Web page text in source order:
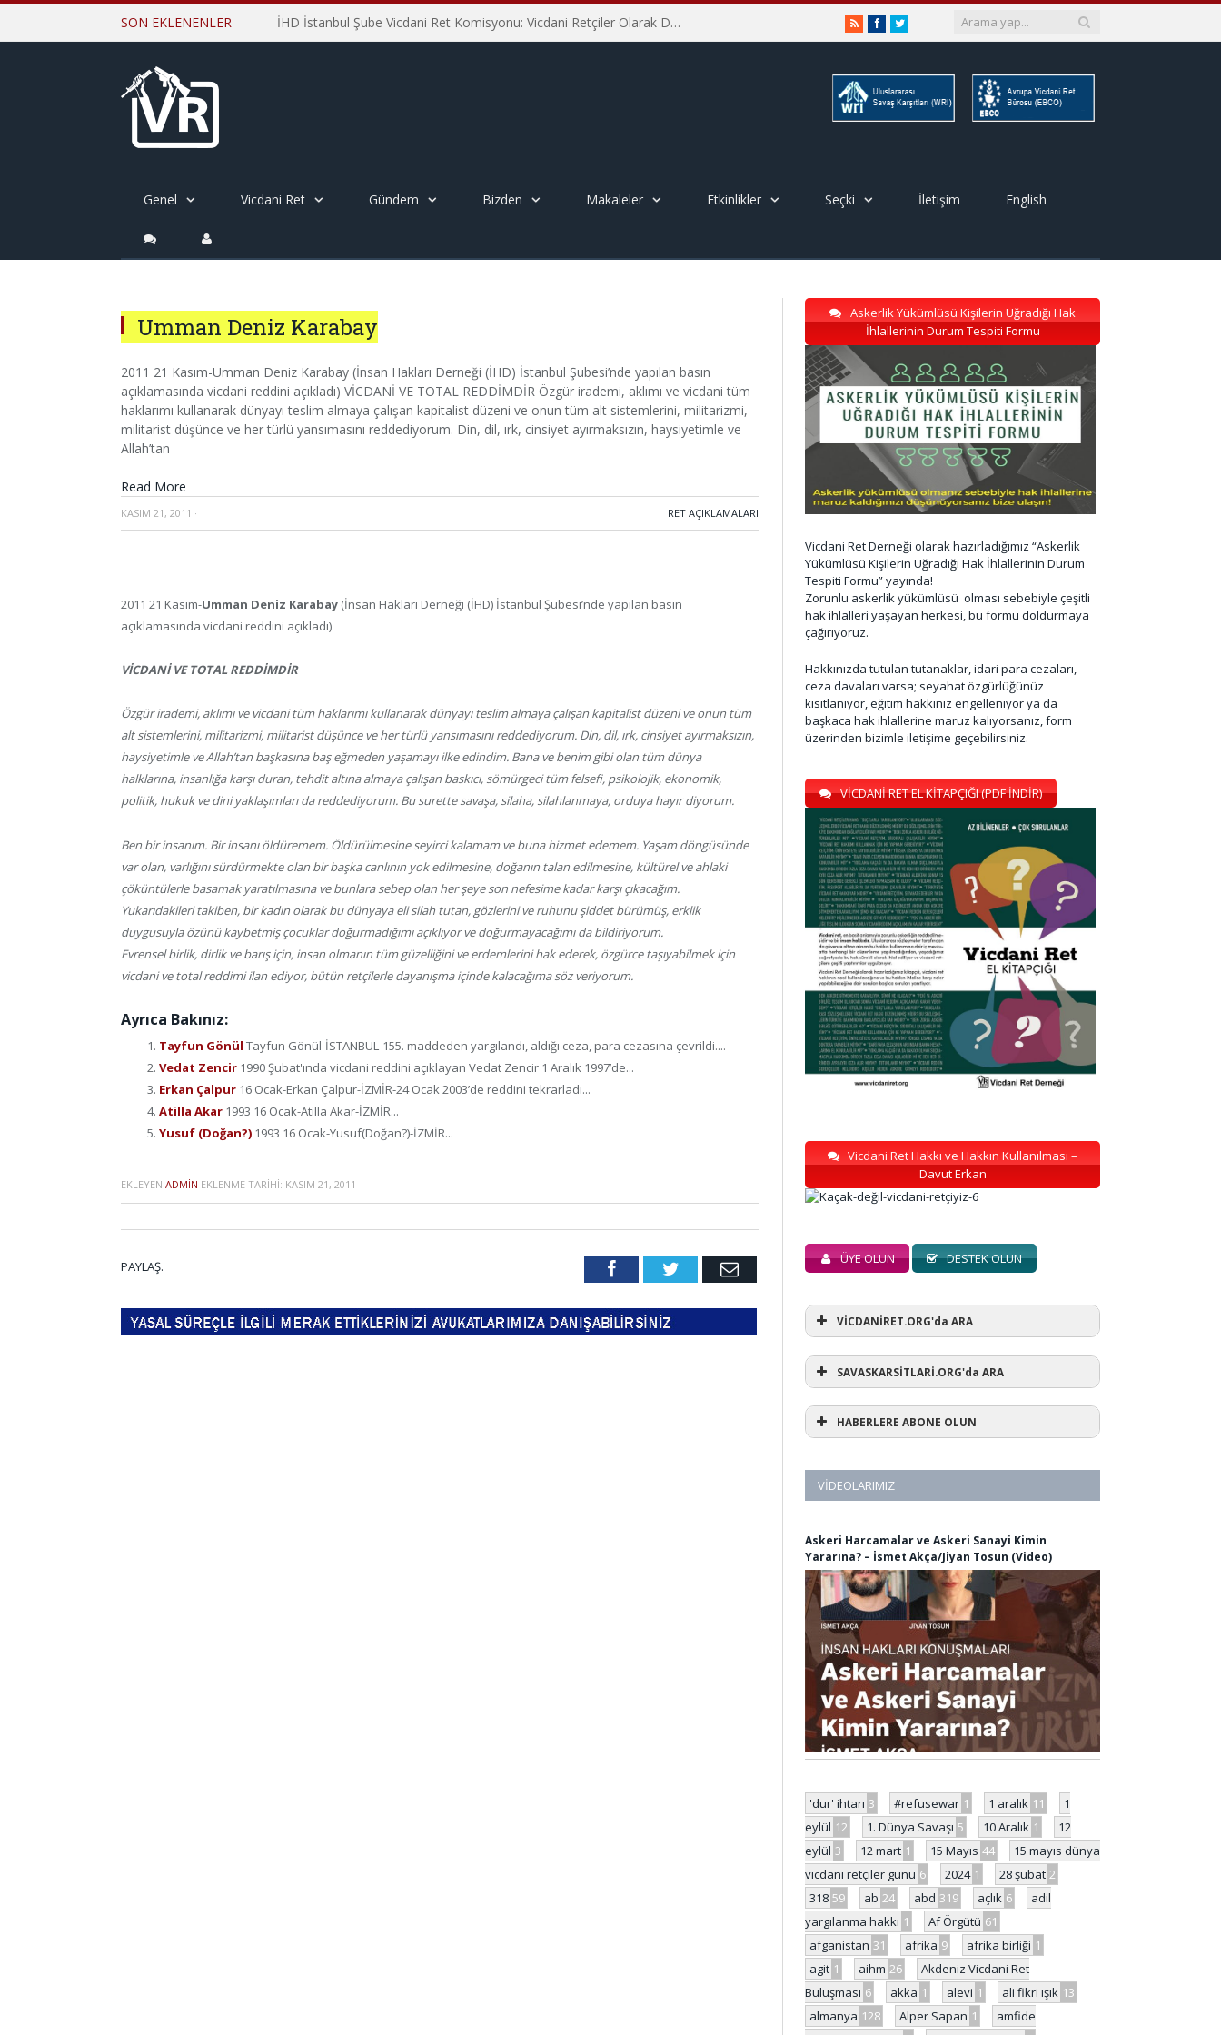
SON EKLENENLER İHD İstanbul Şube Vicdani Ret Komisyonu: Vicdani Retçiler Olarak Destek İçin Buradayız! RSSFacebookTwitter
Genel Vicdani Ret Gündem Bizden Makaleler Etkinlikler Seçki İletişim English
Umman Deniz Karabay
2011 21 Kasım-Umman Deniz Karabay (İnsan Hakları Derneği (İHD) İstanbul Şubesi’nde yapılan basın
açıklamasında vicdani reddini açıkladı) VİCDANİ VE TOTAL REDDİMDİR Özgür irademi, aklımı ve vicdani tüm
haklarımı kullanarak dünyayı teslim almaya çalışan kapitalist düzeni ve onun tüm alt sistemlerini, militarizmi,
militarist düşünce ve her türlü yansımasını reddediyorum. Din, dil, ırk, cinsiyet ayırmaksızın, haysiyetimle ve
Allah’tan
Read More
KASIM 21, 2011 · RET AÇIKLAMALARI
2011 21 Kasım-Umman Deniz Karabay (İnsan Hakları Derneği (İHD) İstanbul Şubesi’nde yapılan basın
açıklamasında vicdani reddini açıkladı)
VİCDANİ VE TOTAL REDDİMDİR
Özgür irademi, aklımı ve vicdani tüm haklarımı kullanarak dünyayı teslim almaya çalışan kapitalist düzeni ve onun tüm
alt sistemlerini, militarizmi, militarist düşünce ve her türlü yansımasını reddediyorum. Din, dil, ırk, cinsiyet ayırmaksızın,
haysiyetimle ve Allah’tan başkasına baş eğmeden yaşamayı ilke edindim. Bana ve benim gibi olan tüm dünya
halklarına, insanlığa karşı duran, tehdit altına almaya çalışan baskıcı, sömürgeci tüm felsefi, psikolojik, ekonomik,
politik, hukuk ve dini yaklaşımları da reddediyorum. Bu surette savaşa, silaha, silahlanmaya, orduya hayır diyorum.
Ben bir insanım. Bir insanı öldüremem. Öldürülmesine seyirci kalamam ve buna hizmet edemem. Yaşam döngüsünde
var olan, varlığını sürdürmekte olan bir başka canlının yok edilmesine, doğanın talan edilmesine, kültürel ve ahlaki
çöküntülerle basamak yaratılmasına ve bunlara sebep olan her şeye son nefesime kadar karşı çıkacağım.
Yukarıdakileri takiben, bir kadın olarak bu dünyaya eli silah tutan, gözlerini ve ruhunu şiddet bürümüş, erklik
duygusuyla özünü kaybetmiş çocuklar doğurmadığımı açıklıyor ve doğurmayacağımı da bildiriyorum.
Evrensel birlik, dirlik ve barış için, insan olmanın tüm güzelliğini ve erdemlerini hak ederek, özgürce taşıyabilmek için
vicdani ve total reddimi ilan ediyor, bütün retçilerle dayanışma içinde kalacağıma söz veriyorum.
Ayrıca Bakınız:
Tayfun Gönül Tayfun Gönül-İSTANBUL-155. maddeden yargılandı, aldığı ceza, para cezasına çevrildi....
Vedat Zencir 1990 Şubat'ında vicdani reddini açıklayan Vedat Zencir 1 Aralık 1997’de...
Erkan Çalpur 16 Ocak-Erkan Çalpur-İZMİR-24 Ocak 2003’de reddini tekrarladı...
Atilla Akar 1993 16 Ocak-Atilla Akar-İZMİR...
Yusuf (Doğan?) 1993 16 Ocak-Yusuf(Doğan?)-İZMİR...
EKLEYEN ADMIN EKLENME TARIHI: KASIM 21, 2011
PAYLAŞ. FacebookTwitter Email
Askerlik Yükümlüsü Kişilerin Uğradığı Hak
İhlallerinin Durum Tespiti Formu
Vicdani Ret Derneği olarak hazırladığımız “Askerlik
Yükümlüsü Kişilerin Uğradığı Hak İhlallerinin Durum
Tespiti Formu” yayında!
Zorunlu askerlik yükümlüsü olması sebebiyle çeşitli
hak ihlalleri yaşayan herkesi, bu formu doldurmaya
çağırıyoruz.
Hakkınızda tutulan tutanaklar, idari para cezaları,
ceza davaları varsa; seyahat özgürlüğünüz
kısıtlanıyor, eğitim hakkınız engelleniyor ya da
başkaca hak ihlallerine maruz kalıyorsanız, form
üzerinden bizimle iletişime geçebilirsiniz.
VİCDANİ RET EL KİTAPÇIĞI (PDF İNDİR)
Vicdani Ret Hakkı ve Hakkın Kullanılması –
Davut Erkan
ÜYE OLUN DESTEK OLUN
VİCDANİRET.ORG'da ARA
SAVASKARSİTLARİ.ORG'da ARA
HABERLERE ABONE OLUN
VIDEOLARIMIZ
Askeri Harcamalar ve Askeri Sanayi Kimin
Yararına? – İsmet Akça/Jiyan Tosun (Video)
'dur' ihtarı 3 #refusewar 1 1 aralık 11
1
eylül 12 1. Dünya Savaşı 5 10 Aralık 1
12
eylül 3 12 mart 1 15 Mayıs 44
15 mayıs dünya
vicdani retçiler günü 6 2024 1 28 şubat 2
318 59 ab 24 abd 319 açlık 6
adil
yargılanma hakkı 1 Af Örgütü 61
afganistan 31 afrika 9 afrika birliği 1
agit 1 aihm 26
Akdeniz Vicdani Ret
Buluşması 6 akka 1 alevi 1 ali fikri ışık 13
almanya 128 Alper Sapan 1
amfide